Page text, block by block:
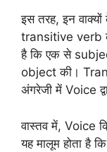
इस तरह, इन
transitive verb
है कि एक से
object की।
अंगरेजी में Voice
वास्तव में, Voice
यह मालूम होता है